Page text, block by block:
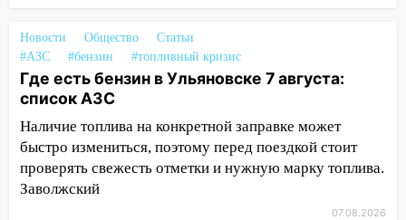
14:04
Жару смоет ливнями: прогноз
погоды в Ульяновской области на
выходные 8-9 августа
13:30
В Ульяновске транспортные
полицейские проведут акцию «Час
пассажира»
13:20
В Ульяновске за один день
обокрали женщину на пляже и
Новости Общество
Статьи
#АЗС
#бензин #топливный кризис
Где есть бензин в Ульяновске 7 августа:
список АЗС
Наличие топлива на конкретной заправке может
быстро измениться, поэтому перед поездкой стоит
проверять свежесть отметки и нужную марку топлива.
Заволжский
07.08.2026